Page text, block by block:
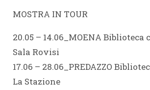
MOSTRA IN TOUR
20.05 – 14.06_MOENA Biblioteca
Sala Rovisi
17.06 – 28.06_PREDAZZO
La Stazione